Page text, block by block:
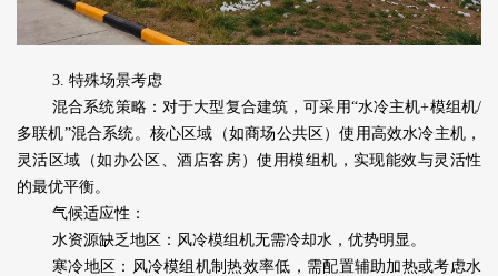
3. 特殊场景考虑
混合系统策略：对于大型复合建筑，可采用“水冷主机+模组机/
多联机”混合系统。核心区域（如商场公共区）使用高效水冷主机，
灵活区域（如办公区、酒店客房）使用模组机，实现能效与灵活性
的最优平衡。
气候适应性：
水资源缺乏地区：风冷模组机无需冷却水，优势明显。
寒冷地区：风冷模组机制热效率低，需配置辅助加热或考虑水